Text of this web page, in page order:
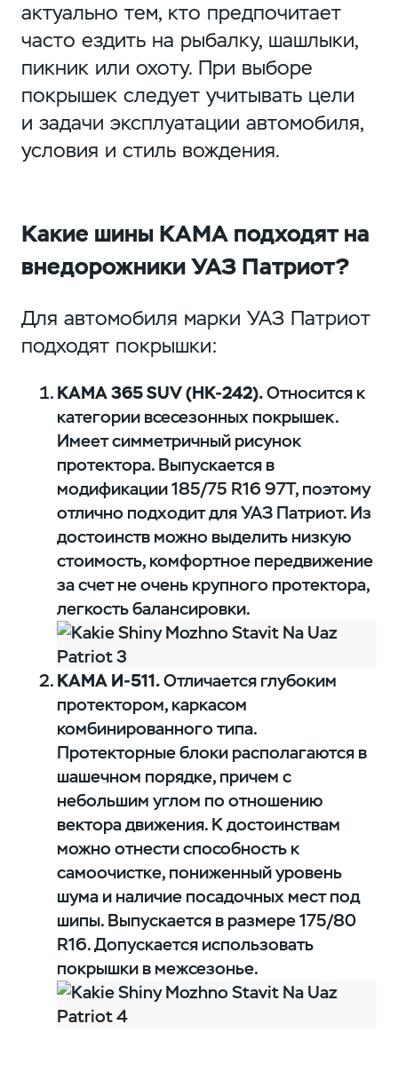
актуально тем, кто предпочитает
часто ездить на рыбалку, шашлыки,
пикник или охоту. При выборе
покрышек следует учитывать цели
и задачи эксплуатации автомобиля,
условия и стиль вождения.
Какие шины КАМА подходят на
внедорожники УАЗ Патриот?
Для автомобиля марки УАЗ Патриот
подходят покрышки:
КАМА 365 SUV (НК-242).Относится к
категории всесезонных покрышек.
Имеет симметричный рисунок
протектора. Выпускается в
модификации 185/75 R16 97T, поэтому
отлично подходит для УАЗ Патриот. Из
достоинств можно выделить низкую
стоимость, комфортное передвижение
за счет не очень крупного протектора,
легкость балансировки.
КАМА И-511.Отличается глубоким
протектором, каркасом
комбинированного типа.
Протекторные блоки располагаются в
шашечном порядке, причем с
небольшим углом по отношению
вектора движения. К достоинствам
можно отнести способность к
самоочистке, пониженный уровень
шума и наличие посадочных мест под
шипы. Выпускается в размере 175/80
R16. Допускается использовать
покрышки в межсезонье.